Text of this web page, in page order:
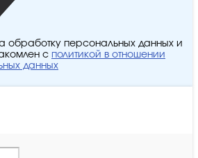
обработку персональных данных и
с политикой в отношении
данных